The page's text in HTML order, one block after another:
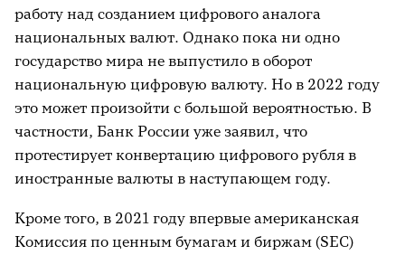
работу над созданием цифрового аналога
национальных валют. Однако пока ни одно
государство мира не выпустило в оборот
национальную цифровую валюту. Но в 2022 году
это может произойти с большой вероятностью. В
частности, Банк России уже заявил, что
протестирует конвертацию цифрового рубля в
иностранные валюты в наступающем году.
Кроме того, в 2021 году впервые американская
Комиссия по ценным бумагам и биржам (SEC)